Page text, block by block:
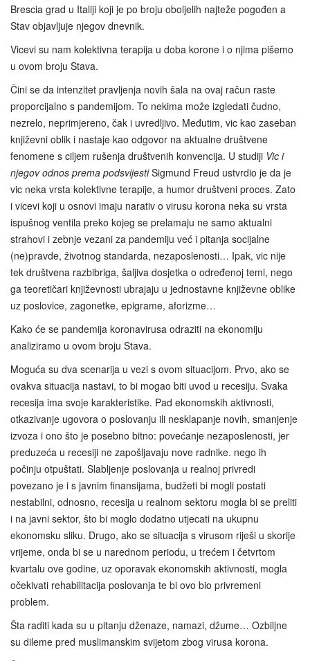
Brescia grad u Italiji koji je po broju oboljelih najteže pogođen a
Stav objavljuje njegov dnevnik.
Vicevi su nam kolektivna terapija u doba korone i o njima pišemo
u ovom broju Stava.
Čini se da intenzitet pravljenja novih šala na ovaj račun raste
proporcijalno s pandemijom. To nekima može izgledati čudno,
nezrelo, neprimjereno, čak i uvredljivo. Međutim, vic kao zaseban
književni oblik i nastaje kao odgovor na aktualne društvene
fenomene s ciljem rušenja društvenih konvencija. U studiji Vic i
njegov odnos prema podsvijestiSigmund Freud ustvrdio je da je
vic neka vrsta kolektivne terapije, a humor društveni proces. Zato
i vicevi koji u osnovi imaju narativ o virusu korona neka su vrsta
ispušnog ventila preko kojeg se prelamaju ne samo aktualni
strahovi i zebnje vezani za pandemiju već i pitanja socijalne
(ne)pravde, životnog standarda, nezaposlenosti… Ipak, vic nije
tek društvena razbibriga, šaljiva dosjetka o određenoj temi, nego
ga teoretičari književnosti ubrajaju u jednostavne književne oblike
uz poslovice, zagonetke, epigrame, aforizme…
Kako će se pandemija koronavirusa odraziti na ekonomiju
analiziramo u ovom broju Stava.
Moguća su dva scenarija u vezi s ovom situacijom. Prvo, ako se
ovakva situacija nastavi, to bi mogao biti uvod u recesiju. Svaka
recesija ima svoje karakteristike. Pad ekonomskih aktivnosti,
otkazivanje ugovora o poslovanju ili nesklapanje novih, smanjenje
izvoza i ono što je posebno bitno: povećanje nezaposlenosti, jer
preduzeća u recesiji ne zapošljavaju nove radnike. nego ih
počinju otpuštati. Slabljenje poslovanja u realnoj privredi
povezano je i s javnim finansijama, budžeti bi mogli postati
nestabilni, odnosno, recesija u realnom sektoru mogla bi se preliti
i na javni sektor, što bi moglo dodatno utjecati na ukupnu
ekonomsku sliku. Drugo, ako se situacija s virusom riješi u skorije
vrijeme, onda bi se u narednom periodu, u trećem i četvrtom
kvartalu ove godine, uz oporavak ekonomskih aktivnosti, mogla
očekivati rehabilitacija poslovanja te bi ovo bio privremeni
problem.
Šta raditi kada su u pitanju dženaze, namazi, džume… Ozbiljne
su dileme pred muslimanskim svijetom zbog virusa korona.